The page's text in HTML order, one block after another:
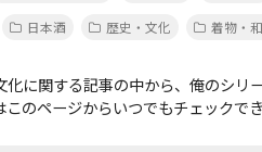
日本酒 歴史・文化 着物・
化に関する記事の中から、俺のシリ
のページからいつでもチェックでき